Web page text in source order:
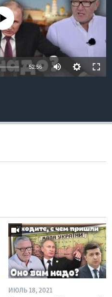
currently available
52:56
ИЮЛЬ 18, 2021